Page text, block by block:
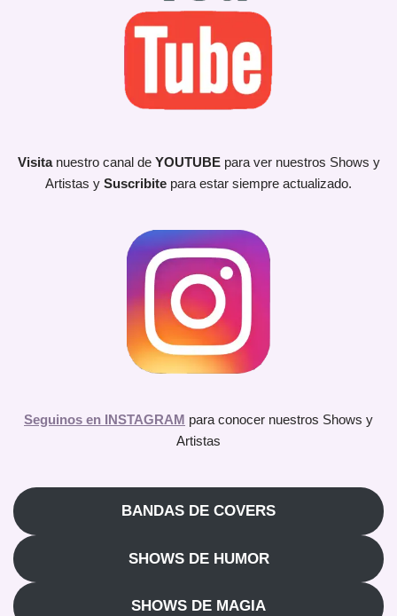
Visita nuestro canal de YOUTUBEpara ver nuestros Shows y
Artistas y Suscribite para estar siempre actualizado.
Seguinos en INSTAGRAM para conocer nuestros Shows y
Artistas
BANDAS DE COVERS
SHOWS DE HUMOR
SHOWS DE MAGIA